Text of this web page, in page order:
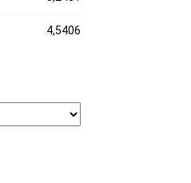
4,5406